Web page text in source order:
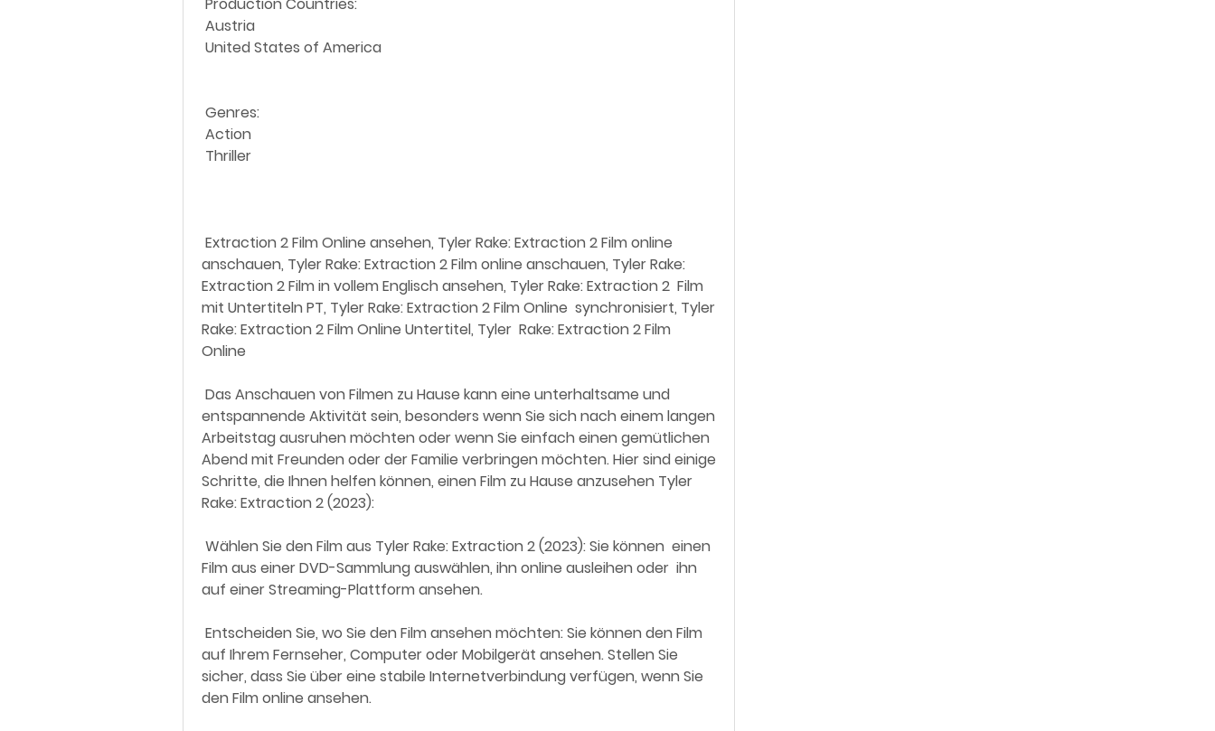
Austria
United States of America
Genres:
Action
Thriller
anschauen, Tyler Rake: Extraction 2 Film online anschauen, Tyler Rake:
Extraction 2 Film in vollem Englisch ansehen, Tyler Rake: Extraction 2  Film
mit Untertiteln PT, Tyler Rake: Extraction 2 Film Online  synchronisiert, Tyler
Rake: Extraction 2 Film Online Untertitel, Tyler  Rake: Extraction 2 Film
Online
entspannende Aktivität sein, besonders wenn Sie sich nach einem langen
Arbeitstag ausruhen möchten oder wenn Sie einfach einen gemütlichen
Abend mit Freunden oder der Familie verbringen möchten. Hier sind einige
Schritte, die Ihnen helfen können, einen Film zu Hause anzusehen Tyler
Rake: Extraction 2 (2023):
Film aus einer DVD-Sammlung auswählen, ihn online ausleihen oder  ihn
auf einer Streaming-Plattform ansehen.
auf Ihrem Fernseher, Computer oder Mobilgerät ansehen. Stellen Sie
sicher, dass Sie über eine stabile Internetverbindung verfügen, wenn Sie
den Film online ansehen.